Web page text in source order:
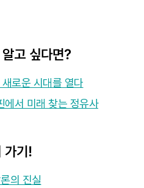
고 싶다면?
로운 시대를 열다
에서 미래 찾는 정유사
가기!
의 진실